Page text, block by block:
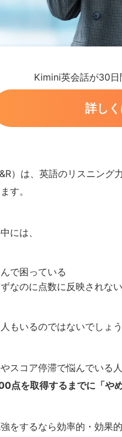
Kimini英会話が30日
詳し
）は、英語のリスニング
す。
には、
で困っている
なのに点数に反映されない
もいるのではないでしょ
スコア停滞で悩んでいる
点を取得するまでに「やめ
をするなら効率的・効果